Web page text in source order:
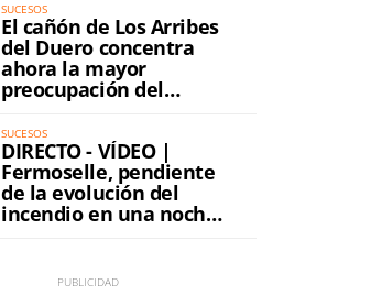
SUCESOS
El cañón de Los Arribes
del Duero concentra
ahora la mayor
preocupación del
incendio
SUCESOS
DIRECTO - VÍDEO |
Fermoselle, pendiente
de la evolución del
incendio en una noche